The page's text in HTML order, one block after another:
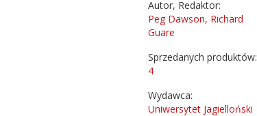
Autor, Redaktor:
Peg Dawson, Richard
Guare
Sprzedanych produktów:
4
Wydawca:
Uniwersytet Jagielloński